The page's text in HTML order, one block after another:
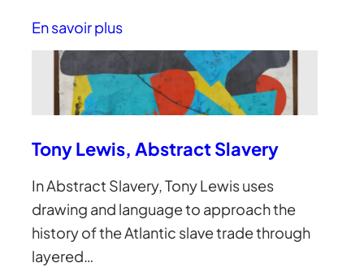
En savoir plus
Tony Lewis, Abstract Slavery
In Abstract Slavery, Tony Lewis uses
drawing and language to approach the
history of the Atlantic slave trade through
layered…